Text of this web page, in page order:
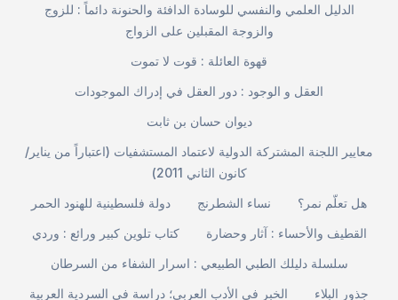
الدليل العلمي والنفسي للوسادة الدافئة والحنونة دائماً : للزوج
والزوجة المقبلين على الزواج
قهوة العائلة : قوت لا تموت
العقل و الوجود : دور العقل في إدراك الموجودات
ديوان حسان بن ثابت
معايير اللجنة المشتركة الدولية لاعتماد المستشفيات (اعتباراً من يناير/
كانون الثاني 2011)
دولة فلسطينية للهنود الحمر
نساء الشطرنج
هل تعلّم نمر؟
كتاب تلوين كبير ورائع : وردي
القطيف والأحساء : آثار وحضارة
سلسلة دليلك الطبي الطبيعي : اسرار الشفاء من السرطان
الخبر في الأدب العربي؛ دراسة في السردية العربية
جذور البلاء